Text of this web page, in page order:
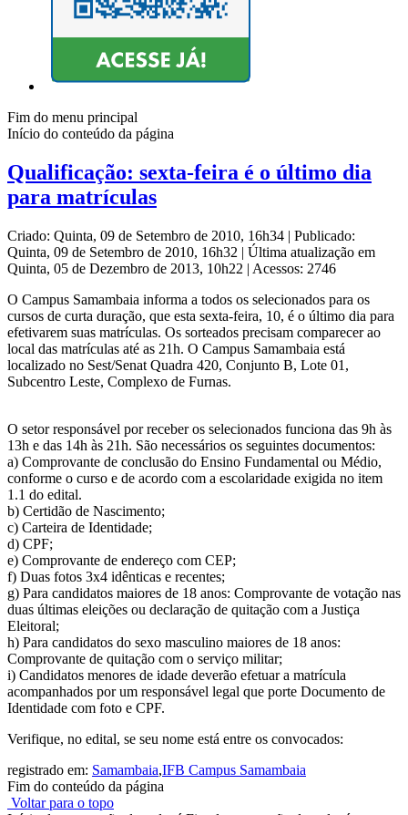
Fim do menu principal
Início do conteúdo da página
Qualificação: sexta-feira é o último dia
para matrículas
Criado: Quinta, 09 de Setembro de 2010, 16h34 | Publicado:
Quinta, 09 de Setembro de 2010, 16h32 | Última atualização em
Quinta, 05 de Dezembro de 2013, 10h22 | Acessos: 2746
O Campus Samambaia informa a todos os selecionados para os
cursos de curta duração, que esta sexta-feira, 10, é o último dia para
efetivarem suas matrículas. Os sorteados precisam comparecer ao
local das matrículas até as 21h. O Campus Samambaia está
localizado no Sest/Senat Quadra 420, Conjunto B, Lote 01,
Subcentro Leste, Complexo de Furnas.
O setor responsável por receber os selecionados funciona das 9h às
13h e das 14h às 21h. São necessários os seguintes documentos:
a) Comprovante de conclusão do Ensino Fundamental ou Médio,
conforme o curso e de acordo com a escolaridade exigida no item
1.1 do edital.
b) Certidão de Nascimento;
c) Carteira de Identidade;
d) CPF;
e) Comprovante de endereço com CEP;
f) Duas fotos 3x4 idênticas e recentes;
g) Para candidatos maiores de 18 anos: Comprovante de votação nas
duas últimas eleições ou declaração de quitação com a Justiça
Eleitoral;
h) Para candidatos do sexo masculino maiores de 18 anos:
Comprovante de quitação com o serviço militar;
i) Candidatos menores de idade deverão efetuar a matrícula
acompanhados por um responsável legal que porte Documento de
Identidade com foto e CPF.
Verifique, no edital, se seu nome está entre os convocados:
registrado em: Samambaia,IFB Campus Samambaia
Fim do conteúdo da página
Voltar para o topo